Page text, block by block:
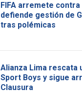
FIFA arremete
defiende gestión de
tras polémicas
Alianza Lima rescata
Sport Boys y sigue
Clausura